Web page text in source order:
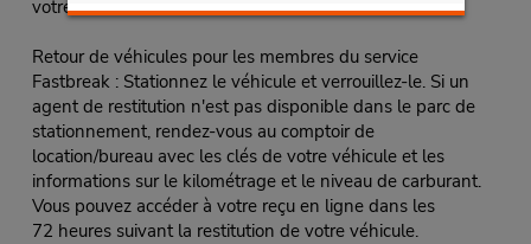
votre contrat de location et vos clés.
Retour de véhicules pour les membres du service
Fastbreak : Stationnez le véhicule et verrouillez-le. Si un
agent de restitution n'est pas disponible dans le parc de
stationnement, rendez-vous au comptoir de
location/bureau avec les clés de votre véhicule et les
informations sur le kilométrage et le niveau de carburant.
Vous pouvez accéder à votre reçu en ligne dans les
72 heures suivant la restitution de votre véhicule.